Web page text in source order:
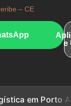
– CE
e
Alegre, RS